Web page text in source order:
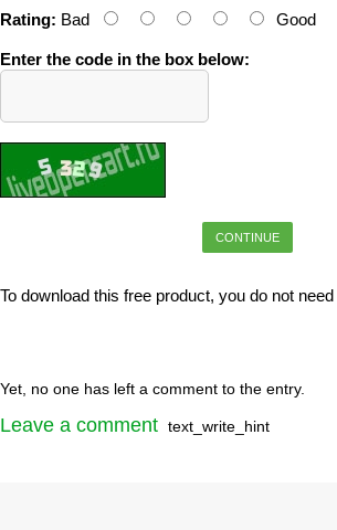
Rating: Bad Good
Enter the code in the box below:
CONTINUE
To download this free product, you do not
Yet, no one has left a comment to the entry.
Leave a comment text_write_hint